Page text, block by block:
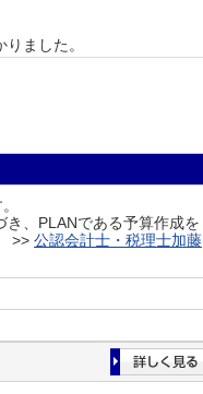
ました。
、PLANである予算作成を
>> 公認会計士・税理士加藤